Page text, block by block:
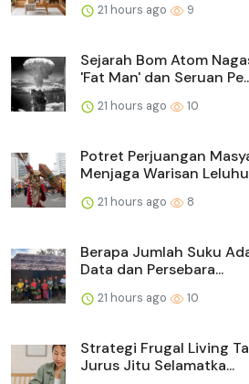
21 hours ago 9
Sejarah Bom Atom
'Fat Man' dan Seruan
21 hours ago 10
Potret Perjuangan
Menjaga Warisan
21 hours ago 8
Berapa Jumlah Suku
Data dan Persebara...
21 hours ago 10
Strategi Frugal Living
Jurus Jitu Selamatka...